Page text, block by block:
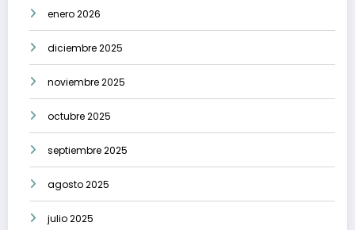
enero 2026
diciembre 2025
noviembre 2025
octubre 2025
septiembre 2025
agosto 2025
julio 2025